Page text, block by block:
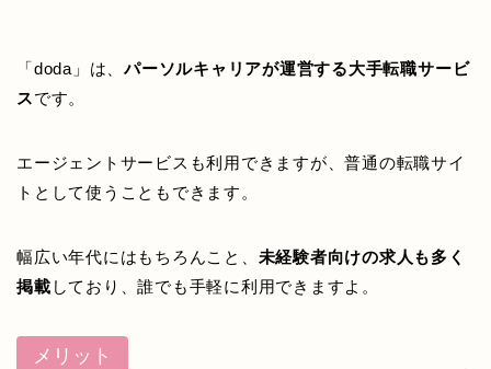
「doda」は、パーソルキャリアが運営する大手転職サービ
スです。
エージェントサービスも利用できますが、普通の転職サイ
トとして使うこともできます。
幅広い年代にはもちろんこと、 未経験者向けの求人も多く
掲載 しており、誰でも手軽に利用できますよ。
メリット